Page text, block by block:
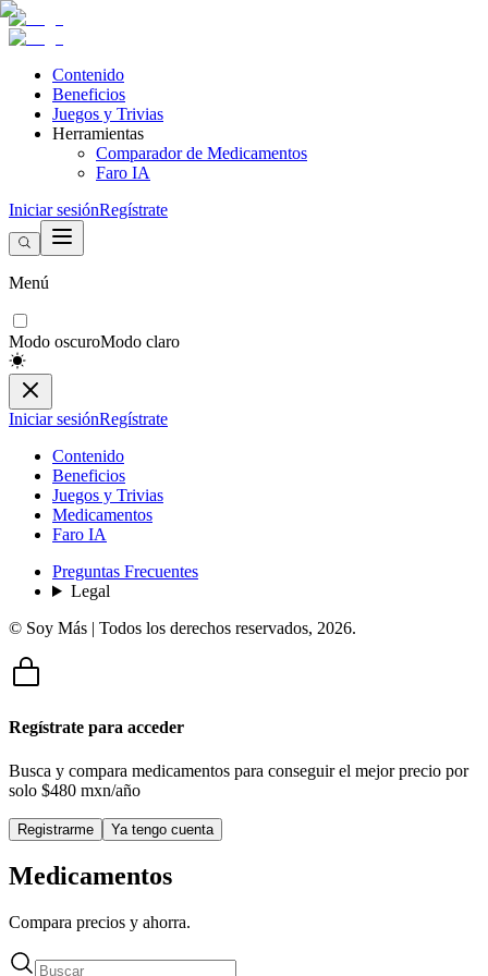
Contenido
Beneficios
Juegos y Trivias
Herramientas
Comparador de Medicamentos
Faro IA
Iniciar sesiónRegístrate
Menú
Modo oscuroModo claro
Iniciar sesiónRegístrate
Contenido
Beneficios
Juegos y Trivias
Medicamentos
Faro IA
Preguntas Frecuentes
Legal
© Soy Más | Todos los derechos reservados, 2026.
Regístrate para acceder
Busca y compara medicamentos para conseguir el mejor precio por
solo $480 mxn/año
Registrarme Ya tengo cuenta
Medicamentos
Compara precios y ahorra.